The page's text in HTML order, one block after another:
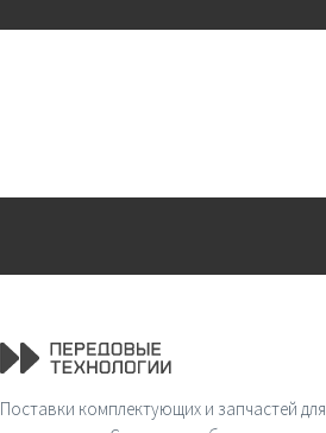
Поставки комплектующих и запчастей для